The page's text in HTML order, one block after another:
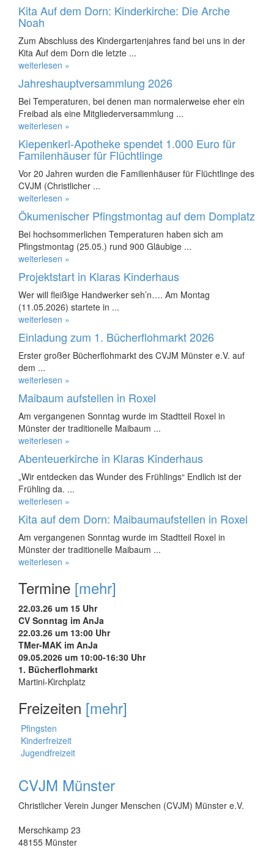
Kita Auf dem Dorn: Kinderkirche: Die Arche
Noah
Zum Abschluss des Kindergartenjahres fand bei uns in der
Kita Auf dem Dorn die letzte ...
weiterlesen »
Jahreshauptversammlung 2026
Bei Temperaturen, bei denen man normalerweise eher ein
Freibad als eine Mitgliederversammlung ...
weiterlesen »
Kiepenkerl-Apotheke spendet 1.000 Euro für
Familenhäuser für Flüchtlinge
Vor 20 Jahren wurden die Familienhäuser für Flüchtlinge des
CVJM (Christlicher ...
weiterlesen »
Ökumenischer Pfingstmontag auf dem Domplatz
Bei hochsommerlichen Temperaturen haben sich am
Pfingstmontag (25.05.) rund 900 Gläubige ...
weiterlesen »
Projektstart in Klaras Kinderhaus
Wer will fleißige Handwerker seh’n…. Am Montag
(11.05.2026) startete in ...
weiterlesen »
Einladung zum 1. Bücherflohmarkt 2026
Erster großer Bücherflohmarkt des CVJM Münster e.V. auf
dem ...
weiterlesen »
Maibaum aufstellen in Roxel
Am vergangenen Sonntag wurde im Stadtteil Roxel in
Münster der traditionelle Maibaum ...
weiterlesen »
Abenteuerkirche in Klaras Kinderhaus
„Wir entdecken das Wunder des Frühlings“ Endlich ist der
Frühling da. ...
weiterlesen »
Kita auf dem Dorn: Maibaumaufstellen in Roxel
Am vergangenen Sonntag wurde im Stadtteil Roxel in
Münster der traditionelle Maibaum ...
weiterlesen »
Termine [mehr]
22.03.26 um 15 Uhr
CV Sonntag im AnJa
22.03.26 um 13:00 Uhr
TMer-MAK im AnJa
09.05.2026 um 10:00-16:30 Uhr
1. Bücherflohmarkt
Martini-Kirchplatz
Freizeiten [mehr]
Pfingsten
Kinderfreizeit
Jugendfreizeit
CVJM Münster
Christlicher Verein Junger Menschen (CVJM) Münster e.V.
Merschkamp 23
48155 Münster